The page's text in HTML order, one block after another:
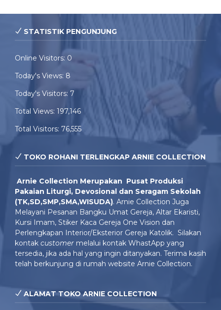
STATISTIK PENGUNJUNG
Online Visitors: 0
Today's Views: 8
Today's Visitors: 7
Total Views: 197,146
Total Visitors: 76,555
TOKO ROHANI TERLENGKAP ARNIE COLLECTION
Arnie Collection Merupakan Pusat Produksi
Pakaian Liturgi, Devosional dan Seragam Sekolah
(TK,SD,SMP,SMA,WISUDA). Arnie Collection Juga
Melayani Pesanan Bangku Umat Gereja, Altar Ekaristi,
Kursi Imam, Stiker Kaca Gereja One Vision dan
Perlengkapan Interior/Eksterior Gereja Katolik. Silakan
kontak customer melalui kontak WhastApp yang
tersedia, jika ada hal yang ingin ditanyakan. Terima kasih
telah berkunjung di rumah website Arnie Collection.
ALAMAT TOKO ARNIE COLLECTION